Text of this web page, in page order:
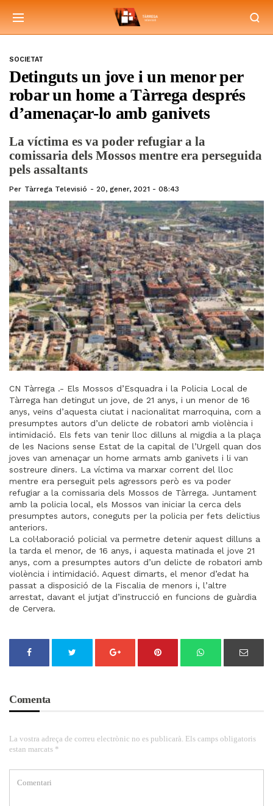
SOCIETAT
Detinguts un jove i un menor per
robar un home a Tàrrega després
d’amenaçar-lo amb ganivets
La víctima es va poder refugiar a la
comissaria dels Mossos mentre era perseguida
pels assaltants
Per Tàrrega Televisió 20, gener, 2021 - 08:43
CN Tàrrega .- Els Mossos d’Esquadra i la Policia Local de
Tàrrega han detingut un jove, de 21 anys, i un menor de 16
anys, veïns d’aquesta ciutat i nacionalitat marroquina, com a
presumptes autors d’un delicte de robatori amb violència i
intimidació. Els fets van tenir lloc dilluns al migdia a la plaça
de les Nacions sense Estat de la capital de l’Urgell quan dos
joves van amenaçar un home armats amb ganivets i li van
sostreure diners. La víctima va marxar corrent del lloc
mentre era perseguit pels agressors però es va poder
refugiar a la comissaria dels Mossos de Tàrrega. Juntament
amb la policia local, els Mossos van iniciar la cerca dels
presumptes autors, coneguts per la policia per fets delictius
anteriors.
La col·laboració policial va permetre detenir aquest dilluns a
la tarda el menor, de 16 anys, i aquesta matinada el jove 21
anys, com a presumptes autors d’un delicte de robatori amb
violència i intimidació. Aquest dimarts, el menor d’edat ha
passat a disposició de la Fiscalia de menors i, l’altre
arrestat, davant el jutjat d’instrucció en funcions de guàrdia
de Cervera.
Comenta
La vostra adreça de correu electrònic no es publicarà. Els camps obligatoris
estan marcats *